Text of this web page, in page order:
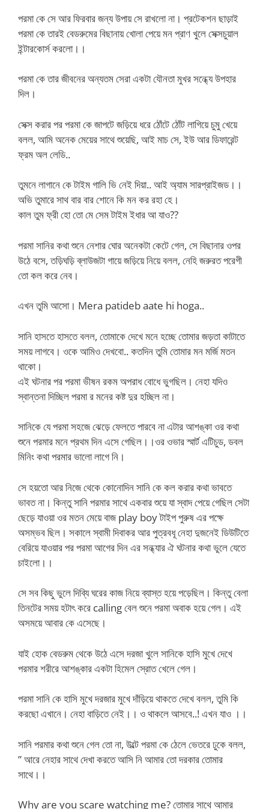
পরমা কে সে আর ফিরবার জন্য উপায় সে রাখলো না। প্রটেকশন ছাড়াই
পরমা কে তারই বেডরুমের বিছানায় খোলা পেয়ে মন প্রাণ খুলে সেক্সচুয়াল
ইন্টারকোর্স করলো।।
পরমা কে তার জীবনের অন্যতম সেরা একটা যৌনতা মুখর সন্ধ্যে উপহার
দিল।
সেক্স করার পর পরমা কে জাপটে জড়িয়ে ধরে ঠোঁটে ঠোঁট লাগিয়ে চুমু খেয়ে
বলল, আমি অনেক মেয়ের সাথে শুয়েছি, আই মাচ সে, ইউ আর ডিফারেন্ট
ফ্রম অল লেডি..
তুমনে লাগানে কে টাইম গালি ভি নেই দিয়া.. আই অ্যাম সারপ্রাইজড।।
অভি তুমারে সাথ বার বার শোনে কি মন কর রহা হে।
কাল তুম ফ্রী হো তো মে সেম টাইম ইধার আ যাও??
পরমা সানির কথা শুনে নেশার ঘোর অনেকটা কেটে গেল, সে বিছানার ওপর
উঠে বসে, তড়িঘড়ি ব্লাউজটা গায়ে জড়িয়ে নিয়ে বলল, নেহি জরুরত পরেগী
তো কল করে নেব।
এখন তুমি আসো। Mera patideb aate hi hoga..
সানি হাসতে হাসতে বলল, তোমাকে দেখে মনে হচ্ছে তোমার জড়তা কাটাতে
সময় লাগবে। ওকে আমিও দেখবো.. কতদিন তুমি তোমার মন মর্জি মতন
থাকো।
এই ঘটনার পর পরমা ভীষন রকম অপরাধ বোধে ভুগছিল। নেহা যদিও
স্বান্তনা দিচ্ছিল পরমা র মনের কষ্ট দুর হচ্ছিল না।
সানিকে যে পরমা সহজে ঝেড়ে ফেলতে পারবে না এটার আশঙ্কা ওর কথা
শুনে পরমার মনে প্রথম দিন এসে গেছিল।।ওর ওভার স্মার্ট এটিচুড, ডবল
মিনিং কথা পরমার ভালো লাগে নি।
সে হয়তো আর নিজে থেকে কোনোদিন সানি কে কল করার কথা ভাবতে
ভাবত না। কিন্তু সানি পরমার সাথে একবার শুয়ে যা স্বাদ পেয়ে গেছিল সেটা
ছেড়ে যাওয়া ওর মতন মেয়ে বাজ play boy টাইপ পুরুষ এর পক্ষে
অসম্ভব ছিল। সকালে স্বামী দিবাকর আর পুত্রবধূ নেহা দুজনেই ডিউটিতে
বেরিয়ে যাওয়ার পর পরমা আগের দিন এর সন্ধ্যার ঐ ঘটনার কথা ভুলে যেতে
চাইলো।।
সে সব কিছু ভুলে দিব্যি ঘরের কাজ নিয়ে ব্যাস্ত হয়ে পড়েছিল। কিন্তু বেলা
তিনটের সময় হটাৎ করে calling বেল শুনে পরমা অবাক হয়ে গেল। এই
অসময়ে আবার কে এসেছে।
যাই হোক বেডরুম থেকে উঠে এসে দরজা খুলে সানিকে হাসি মুখে দেখে
পরমার শরীরে আশঙ্কার একটা হিমেল স্রোত খেলে গেল।
পরমা সানি কে হাসি মুখে দরজার মুখে দাঁড়িয়ে থাকতে দেখে বলল, তুমি কি
করছো এখানে। নেহা বাড়িতে নেই।। ও থাকলে আসবে..! এখন যাও ।।
সানি পরমার কথা শুনে গেল তো না, উল্টে পরমা কে ঠেলে ভেতরে ঢুকে বলল,
” আরে নেহার সাথে দেখা করতে আসি নি আমার তো দরকার তোমার
সাথে।।
Why are you scare watching me? তোমার সাথে আমার